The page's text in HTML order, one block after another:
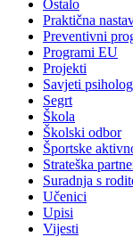
Ostalo
Praktična
Preventivni
Programi EU
Projekti
Savjeti
Segrt
Škola
Školski odbor
Športske
Strateška
Suradnja s
Učenici
Upisi
Vijesti